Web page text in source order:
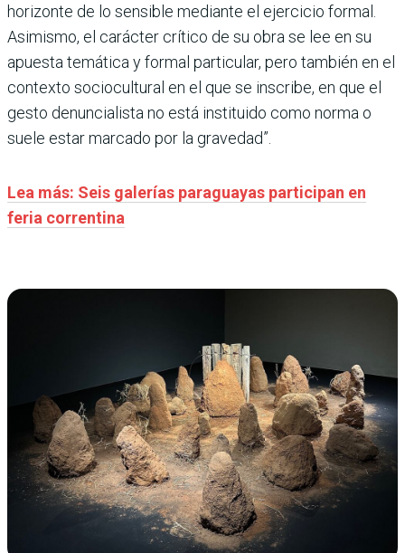
horizonte de lo sensible mediante el ejercicio formal.
Asimismo, el carácter crítico de su obra se lee en su
apuesta temática y formal particular, pero también en el
contexto sociocultural en el que se inscribe, en que el
gesto denuncialista no está instituido como norma o
suele estar marcado por la gravedad”.
Lea más: Seis galerías paraguayas participan en
feria correntina